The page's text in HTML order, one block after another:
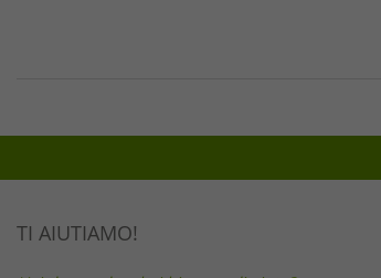
TI AIUTIAMO!